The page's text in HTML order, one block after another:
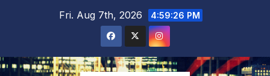
Fri. Aug 7th, 2026 4:59:26 PM